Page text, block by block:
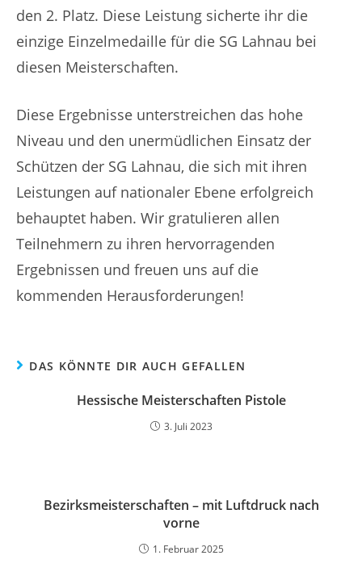
den 2. Platz. Diese Leistung sicherte ihr die
einzige Einzelmedaille für die SG Lahnau bei
diesen Meisterschaften.
Diese Ergebnisse unterstreichen das hohe
Niveau und den unermüdlichen Einsatz der
Schützen der SG Lahnau, die sich mit ihren
Leistungen auf nationaler Ebene erfolgreich
behauptet haben. Wir gratulieren allen
Teilnehmern zu ihren hervorragenden
Ergebnissen und freuen uns auf die
kommenden Herausforderungen!
DAS KÖNNTE DIR AUCH GEFALLEN
Hessische Meisterschaften Pistole
3. Juli 2023
Bezirksmeisterschaften – mit Luftdruck nach
vorne
1. Februar 2025